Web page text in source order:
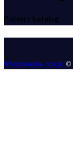
Pobierz katalog
Mocowania-tox.pl ©